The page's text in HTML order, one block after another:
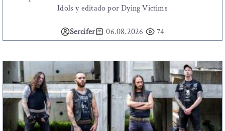
Idols y editado por Dying Victims
Sercifer 06.08.2026 74